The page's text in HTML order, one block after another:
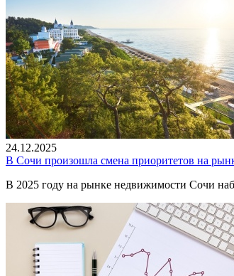
24.12.2025
В Сочи произошла смена приоритетов на
В 2025 году на рынке недвижимости Сочи